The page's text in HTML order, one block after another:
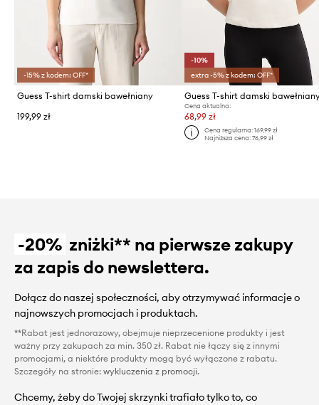
-15% z kodem: OFF*
Guess T-shirt damski bawełniany
199,99 zł
-10%
extra -5% z kodem: OFF*
Cena aktualna:
68,99 zł
Cena regularna: 169,99 zł
Najniższa cena: 76,99 zł
-20% zniżki** na pierwsze zakupy
za zapis do newslettera.
Dołącz do naszej społeczności, aby otrzymywać informacje o
najnowszych promocjach i produktach.
**Rabat jest jednorazowy, obejmuje nieprzecenione produkty i jest
ważny przy zakupach za min. 350 zł. Rabat nie łączy się z innymi
promocjami, a niektóre produkty mogą być wyłączone z rabatu.
Szczegóły na stronie: wykluczenia z promocji.
Chcemy, żeby do Twojej skrzynki trafiało tylko to, co